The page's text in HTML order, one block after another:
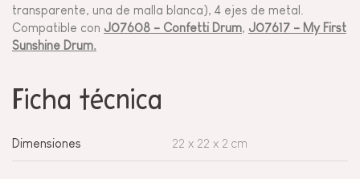
transparente, una de malla blanca), 4 ejes de metal.
Compatible con J07608 - Confetti Drum, J07617 - My First
Sunshine Drum.
Ficha técnica
Dimensiones 22 x 22 x 2 cm